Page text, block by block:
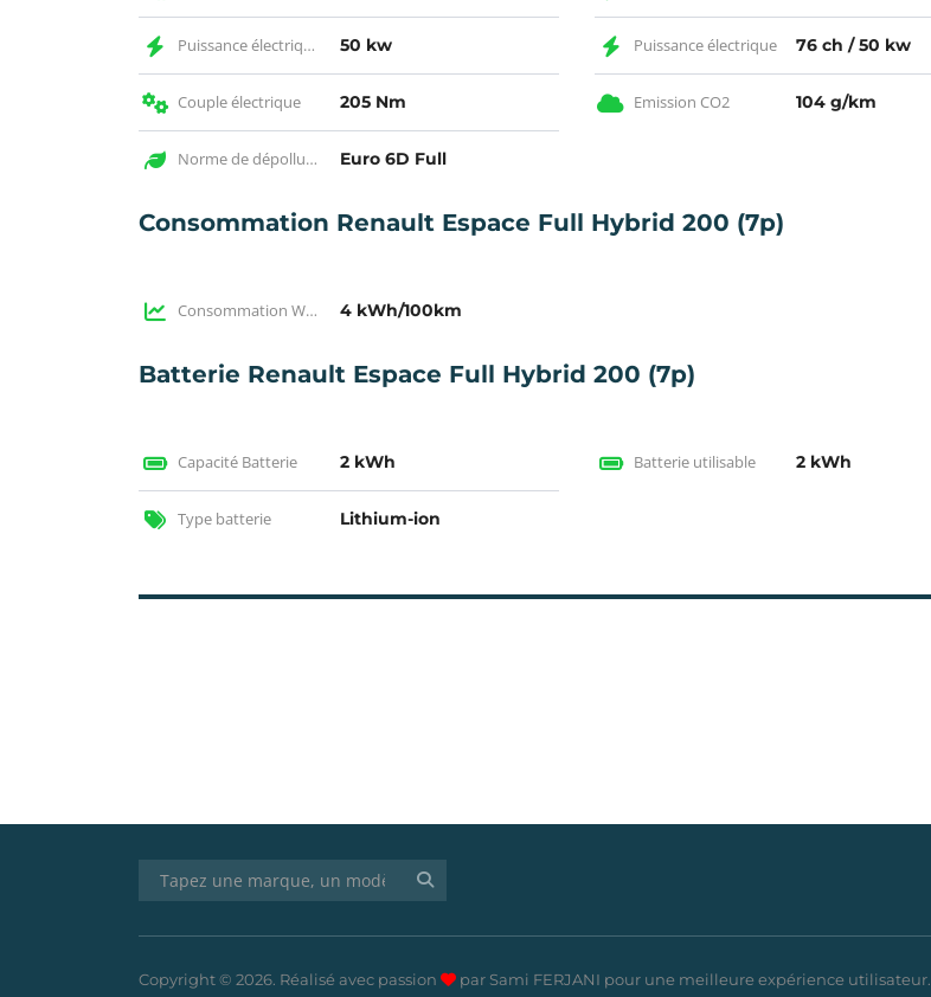
Puissance électrique KW 50 kw Puissance électrique 76 ch / 50 kw
Couple électrique 205 Nm Emission CO2 104 g/km
Norme de dépollution Euro 6D Full
Consommation Renault Espace Full Hybrid 200 (7p)
Consommation WLTP 4 kWh/100km
Batterie Renault Espace Full Hybrid 200 (7p)
Capacité Batterie 2 kWh Batterie utilisable 2 kWh
Type batterie Lithium-ion
Copyright © 2026. Réalisé avec passion par Sami FERJANI pour une meilleure expérience utilisateur.